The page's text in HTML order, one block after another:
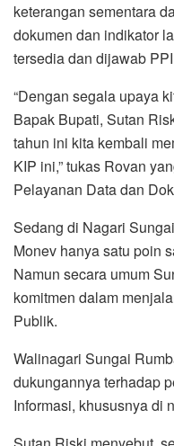
keterangan sementara
dokumen dan indikator
tersedia dan dijawab
“Dengan segala upaya
Bapak Bupati, Sutan
tahun ini kita kembali
KIP ini,” tukas Rovan
Pelayanan Data dan
Sedang di Nagari
Monev hanya satu poin
Namun secara umum
komitmen dalam
Publik.
Walinagari Sungai
dukungannya terhadap
Informasi, khususnya di